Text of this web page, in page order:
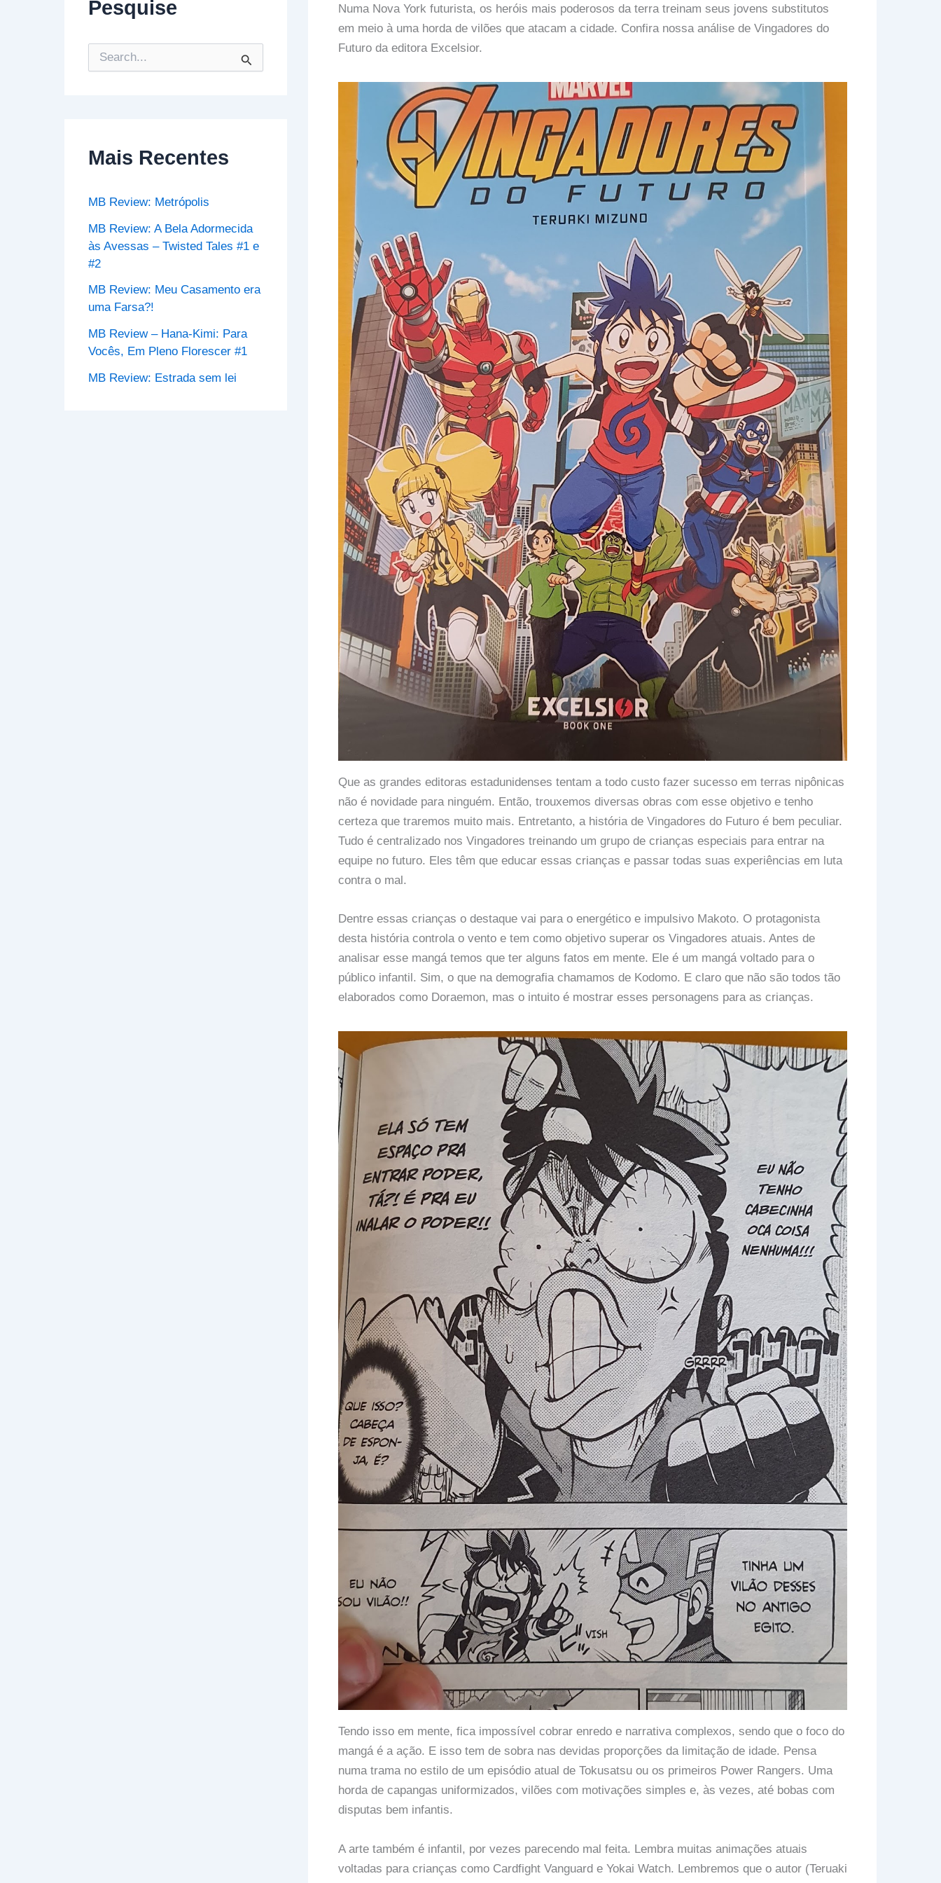
Pesquise
e
a
o
:
Mais Recentes
MB Review: Metrópolis
MB Review: A Bela Adormecida
às Avessas – Twisted Tales #1 e
#2
MB Review: Meu Casamento era
uma Farsa?!
MB Review – Hana-Kimi: Para
Vocês, Em Pleno Florescer #1
MB Review: Estrada sem lei
Numa Nova York futurista, os heróis mais poderosos da terra treinam seus jovens substitutos
em meio à uma horda de vilões que atacam a cidade. Confira nossa análise de Vingadores do
Futuro da editora Excelsior.
Que as grandes editoras estadunidenses tentam a todo custo fazer sucesso em terras nipônicas
não é novidade para ninguém. Então, trouxemos diversas obras com esse objetivo e tenho
certeza que traremos muito mais. Entretanto, a história de Vingadores do Futuro é bem peculiar.
Tudo é centralizado nos Vingadores treinando um grupo de crianças especiais para entrar na
equipe no futuro. Eles têm que educar essas crianças e passar todas suas experiências em luta
contra o mal.
Dentre essas crianças o destaque vai para o energético e impulsivo Makoto. O protagonista
desta história controla o vento e tem como objetivo superar os Vingadores atuais. Antes de
analisar esse mangá temos que ter alguns fatos em mente. Ele é um mangá voltado para o
público infantil. Sim, o que na demografia chamamos de Kodomo. E claro que não são todos tão
elaborados como Doraemon, mas o intuito é mostrar esses personagens para as crianças.
Tendo isso em mente, fica impossível cobrar enredo e narrativa complexos, sendo que o foco do
mangá é a ação. E isso tem de sobra nas devidas proporções da limitação de idade. Pensa
numa trama no estilo de um episódio atual de Tokusatsu ou os primeiros Power Rangers. Uma
horda de capangas uniformizados, vilões com motivações simples e, às vezes, até bobas com
disputas bem infantis.
A arte também é infantil, por vezes parecendo mal feita. Lembra muitas animações atuais
voltadas para crianças como Cardfight Vanguard e Yokai Watch. Lembremos que o autor (Teruaki